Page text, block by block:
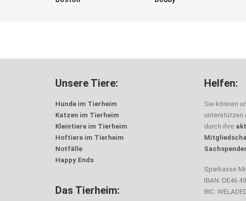
Unsere Tiere:
Hunde im Tierheim
Katzen im Tierheim
Kleintiere im Tierheim
Hoftiere im Tierheim
Notfälle
Happy Ends
Das Tierheim:
Helfen:
Sie können
unterstützen
durch ihre
Sparkasse
IBAN: DE46
BIC: